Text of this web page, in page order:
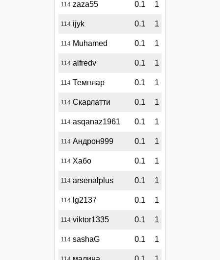
114 zaza55 0.1 1
114 ijyk 0.1 1
114 Muhamed 0.1 1
114 alfredv 0.1 1
114 Темплар 0.1 1
114 Скарлатти 0.1 1
114 asqanaz1961 0.1 1
114 Андрон999 0.1 1
114 Хабо 0.1 1
114 arsenalplus 0.1 1
114 lg2137 0.1 1
114 viktor1335 0.1 1
114 sashaG 0.1 1